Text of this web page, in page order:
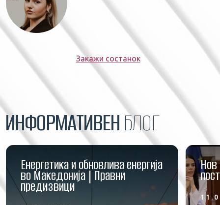
Закажи состанок
ИНФОРМАТИВЕНБЛОГ
Енергетика и обновлива енергија
во Македонија | Правни
предизвици
Нов